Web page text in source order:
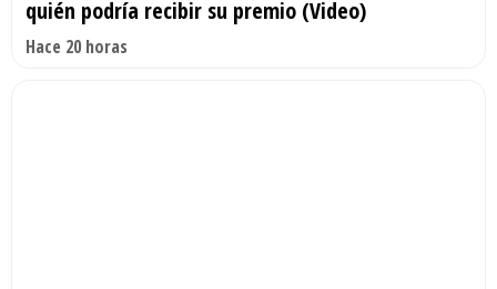
quién podría recibir su premio (Video)
Hace 20 horas